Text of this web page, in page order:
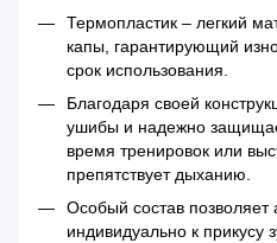
Термопластик – легкий
капы, гарантирующий
срок использования.
Благодаря своей
ушибы и надежно
время тренировок или
препятствует дыханию.
Особый состав позволяет
индивидуально к прикусу